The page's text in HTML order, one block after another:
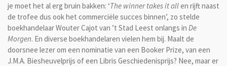
je moet het al erg bruin bakken: ‘The winner takes it allen rijft naast
de trofee dus ook het commerciële succes binnen’, zo stelde
boekhandelaar Wouter Cajot van ’t Stad Leest onlangs in De
Morgen. En diverse boekhandelaren vielen hem bij. Maalt de
doorsnee lezer om een nominatie van een Booker Prize, van een
J.M.A. Biesheuvelprijs of een Libris Geschiedenisprijs? Nee, maar er